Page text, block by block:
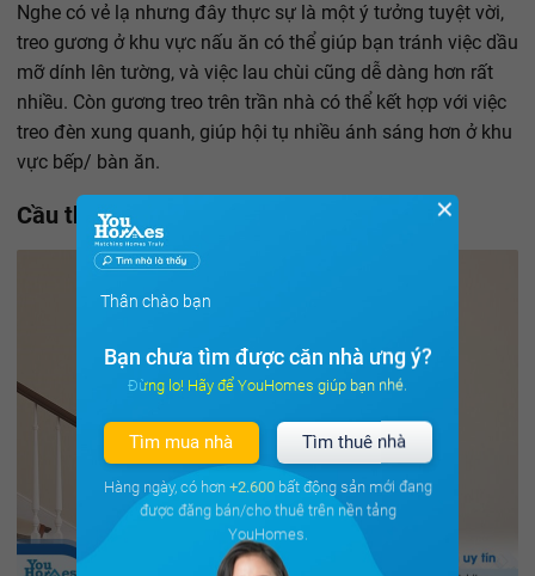
Nghe có vẻ lạ nhưng đây thực sự là một ý tưởng tuyệt vời,
treo gương ở khu vực nấu ăn có thể giúp bạn tránh việc dầu
mỡ dính lên tường, và việc lau chùi cũng dễ dàng hơn rất
nhiều. Còn gương treo trên trần nhà có thể kết hợp với việc
treo đèn xung quanh, giúp hội tụ nhiều ánh sáng hơn ở khu
vực bếp/ bàn ăn.
Cầu thang ✕
Thân chào bạn
Bạn chưa tìm được căn nhà ưng ý?
Đừng lo! Hãy để YouHomes giúp bạn nhé.
Tìm mua nhà Tìm thuê nhà
Hàng ngày, có hơn +2.600bất động sản mới đang
được đăng bán/cho thuê trên nền tảng
YouHomes.